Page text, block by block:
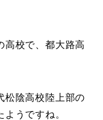
高校で、都大路高
松陰高校陸上部の
うですね。